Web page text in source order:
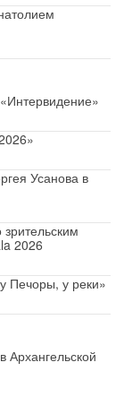
Усанова в
2026
Печоры, у реки»
Архангельской